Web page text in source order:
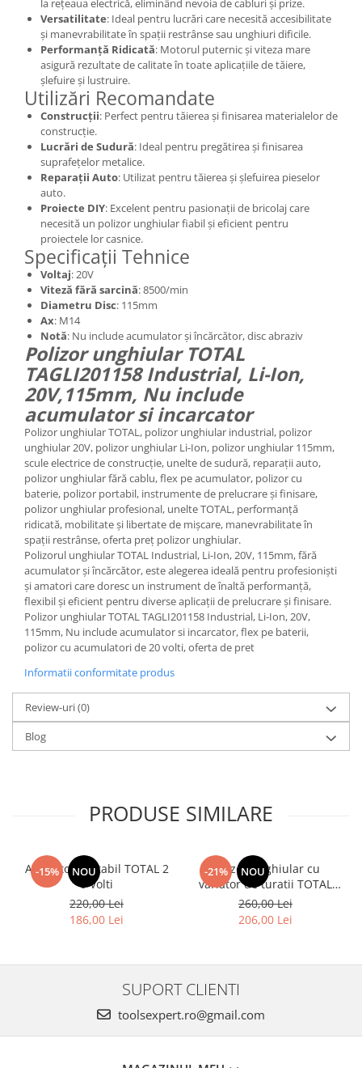
la rețeaua electrică, eliminând nevoia de cabluri și prize.
Versatilitate: Ideal pentru lucrări care necesită accesibilitate
și manevrabilitate în spații restrânse sau unghiuri dificile.
Performanță Ridicată: Motorul puternic și viteza mare
asigură rezultate de calitate în toate aplicațiile de tăiere,
șlefuire și lustruire.
Utilizări Recomandate
Construcții: Perfect pentru tăierea și finisarea materialelor de
construcție.
Lucrări de Sudură: Ideal pentru pregătirea și finisarea
suprafețelor metalice.
Reparații Auto: Utilizat pentru tăierea și șlefuirea pieselor
auto.
Proiecte DIY: Excelent pentru pasionații de bricolaj care
necesită un polizor unghiular fiabil și eficient pentru
proiectele lor casnice.
Specificații Tehnice
Voltaj: 20V
Viteză fără sarcină: 8500/min
Diametru Disc: 115mm
Ax: M14
Notă: Nu include acumulator și încărcător, disc abraziv
Polizor unghiular TOTAL
TAGLI201158 Industrial, Li-Ion,
20V,115mm, Nu include
acumulator si incarcator
Polizor unghiular TOTAL, polizor unghiular industrial, polizor
unghiular 20V, polizor unghiular Li-Ion, polizor unghiular 115mm,
scule electrice de construcție, unelte de sudură, reparații auto,
polizor unghiular fără cablu, flex pe acumulator, polizor cu
baterie, polizor portabil, instrumente de prelucrare și finisare,
polizor unghiular profesional, unelte TOTAL, performanță
ridicată, mobilitate și libertate de mișcare, manevrabilitate în
spații restrânse, oferta preț polizor unghiular.
Polizorul unghiular TOTAL Industrial, Li-Ion, 20V, 115mm, fără
acumulator și încărcător, este alegerea ideală pentru profesioniști
și amatori care doresc un instrument de înaltă performanță,
flexibil și eficient pentru diverse aplicații de prelucrare și finisare.
Polizor unghiular TOTAL TAGLI201158 Industrial, Li-Ion, 20V,
115mm, Nu include acumulator si incarcator, flex pe baterii,
polizor cu acumulatori de 20 volti, oferta de pret
Informatii conformitate produs
Review-uri(0)
Blog
PRODUSE SIMILARE
-15% NOU
Aspirator portabil TOTAL 2
0 Volti
220,00 Lei
186,00 Lei
-21% NOU
Polizor unghiular cu
variator de turatii TOTAL
TG1121256-3, 1010W,
125mm
260,00 Lei
206,00 Lei
SUPORT CLIENTI
toolsexpert.ro@gmail.com